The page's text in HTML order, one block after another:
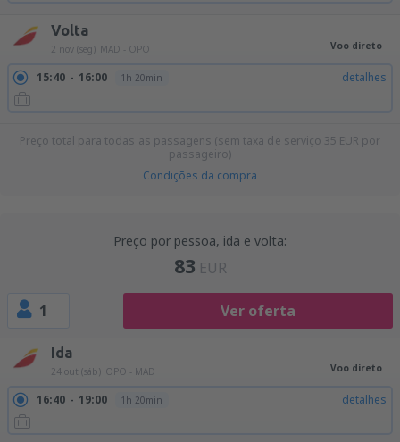
Volta
2 nov (seg) MAD - OPO Voo direto
15:40 16:00 1h 20min detalhes
Preço total para todas as passagens (sem taxa de serviço 35 EUR por
passageiro)
Condições da compra
Preço por pessoa, ida e volta:
83 EUR
1 Ver oferta
Ida
24 out (sáb) OPO - MAD Voo direto
16:40 19:00 1h 20min detalhes